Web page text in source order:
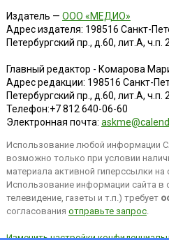
Издатель — ООО «МЕДИО»
Адрес издателя: 198516 Санкт-
Петербургский пр., д.60, лит.А, ч.п.
Главный редактор - Комарова
Адрес редакции: 198516 Санкт-
Петербургский пр., д.60, лит.А, ч.п.
Телефон:+7 812 640-06-60
Электронная почта:
Использование любой информации
возможно только при условии
материала активной гиперссылки на
Использование информации сайта
телевидение, газеты и т.п.) требует
согласования отправьте запрос.
Изменить настройки